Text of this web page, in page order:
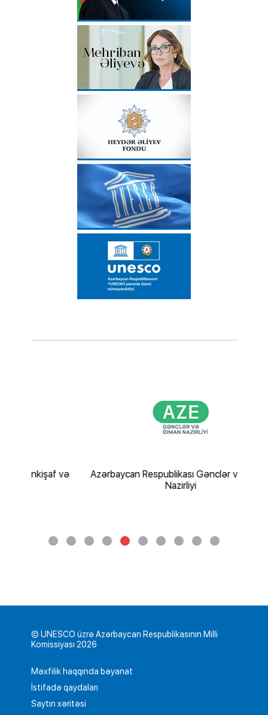
Azərbaycan Respublikası Gənclər və İdman
© UNESCO üzrə Azərbaycan Respublikasının Milli
Komissiyası 2026
Məxfilik haqqında bəyanat
İstifadə qaydaları
Saytın xəritəsi